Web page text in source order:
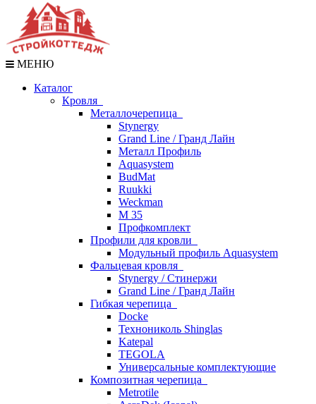
МЕНЮ
Каталог
Кровля
Металлочерепица
Stynergy
Grand Line / Гранд Лайн
Металл Профиль
Aquasystem
BudMat
Ruukki
Weckman
М 35
Профкомплект
Профили для кровли
Модульный профиль Aquasystem
Фальцевая кровля
Stynergy / Стинержи
Grand Line / Гранд Лайн
Гибкая черепица
Docke
Технониколь Shinglas
Katepal
TEGOLA
Универсальные комплектующие
Композитная черепица
Metrotile